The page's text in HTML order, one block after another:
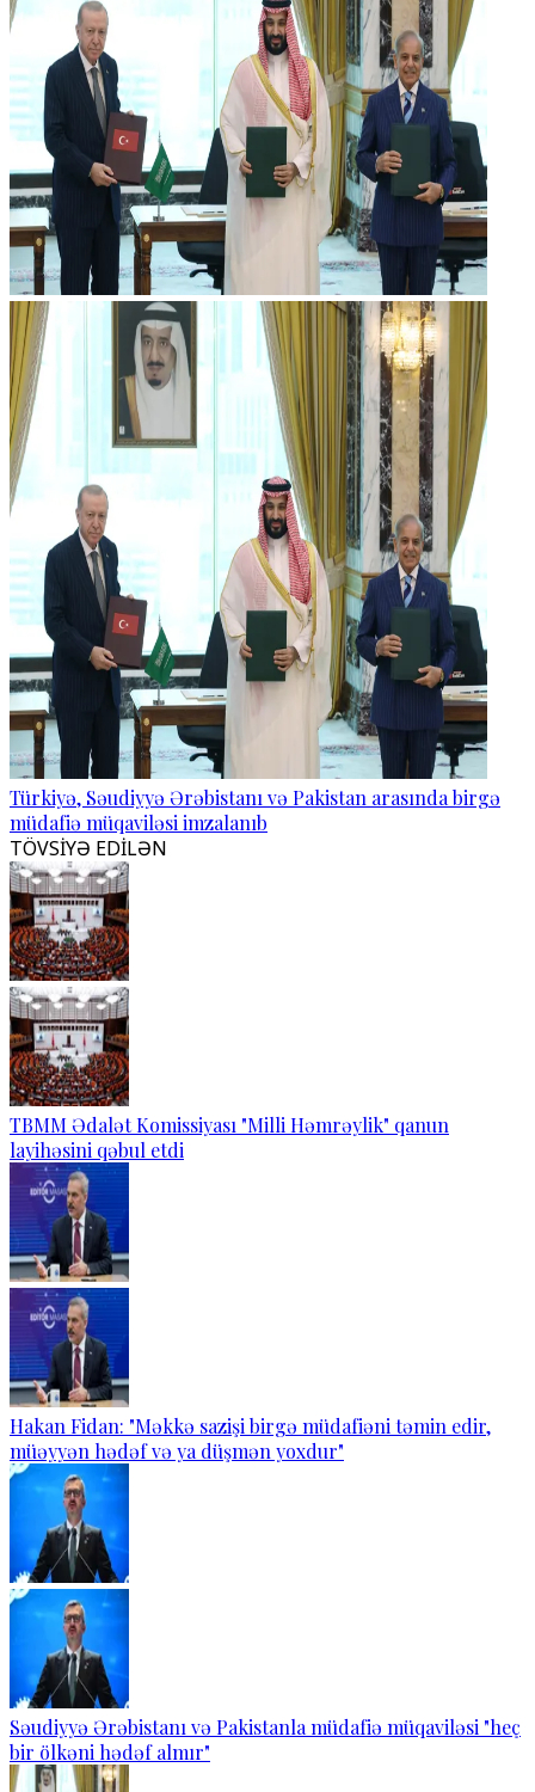
Türkiyə, Səudiyyə Ərəbistanı və Pakistan arasında birgə
müdafiə müqaviləsi imzalanıb
TÖVSİYƏ EDİLƏN
TBMM Ədalət Komissiyası "Milli Həmrəylik" qanun
layihəsini qəbul etdi
Hakan Fidan: "Məkkə sazişi birgə müdafiəni təmin edir,
müəyyən hədəf və ya düşmən yoxdur"
Səudiyyə Ərəbistanı və Pakistanla müdafiə müqaviləsi "heç
bir ölkəni hədəf almır"